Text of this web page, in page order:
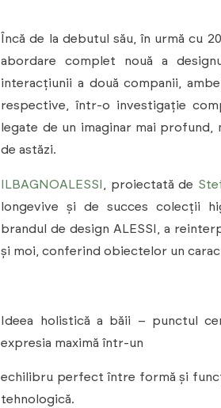
Încă de la debutul său, în urmă cu
abordare complet nouă a
interacțiunii a două companii,
respective, într-o investigație
legate de un imaginar mai
de astăzi.
ILBAGNOALESSI , proiectată de
longevive și de succes colecții
brandul de design ALESSI, a
și moi, conferind obiectelor un
Ideea holistică a băii – punctul
expresia maximă într-un
echilibru perfect între formă și
tehnologică.